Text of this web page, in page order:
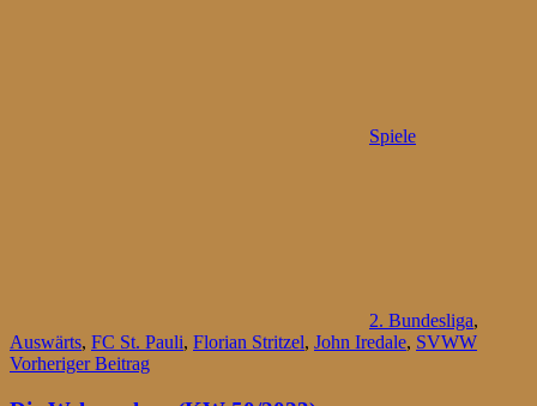
Spiele
2. Bundesliga,
Auswärts, FC St. Pauli, Florian Stritzel, John Iredale, SVWW
Beitragsnavigation
Vorheriger Beitrag